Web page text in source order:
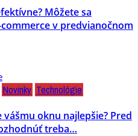
Môžete sa
v predvianočnom
Novinky Technológie
oknu najlepšie? Pred
treba…